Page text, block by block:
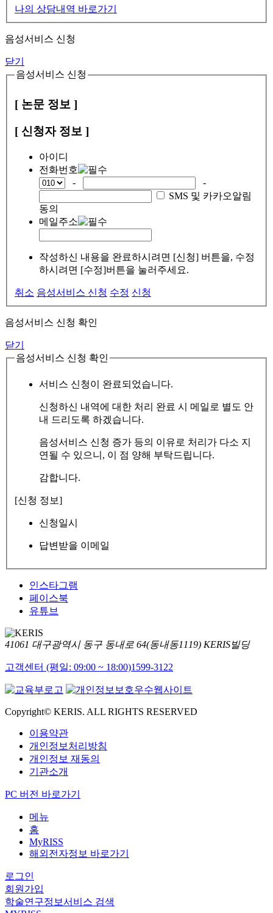
나의 상담내역 바로가기
음성서비스 신청
닫기
음성서비스 신청
[ 논문 정보 ]
[ 신청자 정보 ]
아이디
전화번호
-
-
SMS 및 카카오알림
동의
메일주소
작성하신 내용을 완료하시려면 [신청] 버튼을, 수정
하시려면 [수정]버튼을 눌러주세요.
취소 음성서비스 신청 수정 신청
음성서비스 신청 확인
닫기
음성서비스 신청 확인
서비스 신청이 완료되었습니다.
신청하신 내역에 대한 처리 완료 시 메일로 별도 안
내 드리도록 하겠습니다.
음성서비스 신청 증가 등의 이유로 처리가 다소 지
연될 수 있으니, 이 점 양해 부탁드립니다.
감합니다.
[신청 정보]
신청일시
답변받을 이메일
인스타그램
페이스북
유튜브
41061 대구광역시 동구 동내로 64(동내동1119) KERIS빌딩
고객센터 (평일: 09:00 ~ 18:00)1599-3122
Copyright© KERIS. ALL RIGHTS RESERVED
이용약관
개인정보처리방침
개인정보 재동의
기관소개
PC 버전 바로가기
메뉴
홈
MyRISS
해외전자정보 바로가기
로그인
회원가입
학술연구정보서비스 검색